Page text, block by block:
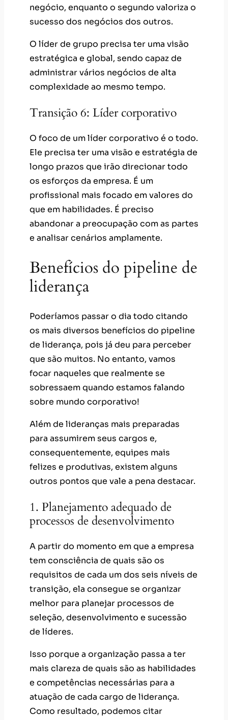
negócio, enquanto o segundo valoriza o
sucesso dos negócios dos outros.
O líder de grupo precisa ter uma visão
estratégica e global, sendo capaz de
administrar vários negócios de alta
complexidade ao mesmo tempo.
Transição 6: Líder corporativo
O foco de um líder corporativo é o todo.
Ele precisa ter uma visão e estratégia de
longo prazos que irão direcionar todo
os esforços da empresa. É um
profissional mais focado em valores do
que em habilidades. É preciso
abandonar a preocupação com as partes
e analisar cenários amplamente.
Benefícios do pipeline de
liderança
Poderíamos passar o dia todo citando
os mais diversos benefícios do pipeline
de liderança, pois já deu para perceber
que são muitos. No entanto, vamos
focar naqueles que realmente se
sobressaem quando estamos falando
sobre mundo corporativo!
Além de lideranças mais preparadas
para assumirem seus cargos e,
consequentemente, equipes mais
felizes e produtivas, existem alguns
outros pontos que vale a pena destacar.
1. Planejamento adequado de
processos de desenvolvimento
A partir do momento em que a empresa
tem consciência de quais são os
requisitos de cada um dos seis níveis de
transição, ela consegue se organizar
melhor para planejar processos de
seleção, desenvolvimento e sucessão
de líderes.
Isso porque a organização passa a ter
mais clareza de quais são as habilidades
e competências necessárias para a
atuação de cada cargo de liderança.
Como resultado, podemos citar